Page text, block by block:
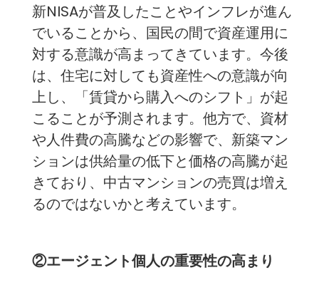
新NISAが普及したことやインフレが進ん
でいることから、国民の間で資産運用に
対する意識が高まってきています。今後
は、住宅に対しても資産性への意識が向
上し、「賃貸から購入へのシフト」が起
こることが予測されます。他方で、資材
や人件費の高騰などの影響で、新築マン
ションは供給量の低下と価格の高騰が起
きており、中古マンションの売買は増え
るのではないかと考えています。
②エージェント個人の重要性の高まり